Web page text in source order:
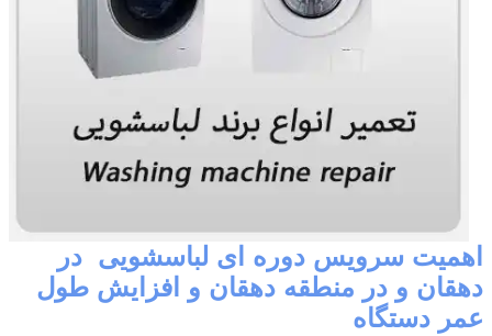
اهمیت سرویس دوره ای لباسشویی در
دهقان و در منطقه دهقان و افزایش طول
عمر دستگاه